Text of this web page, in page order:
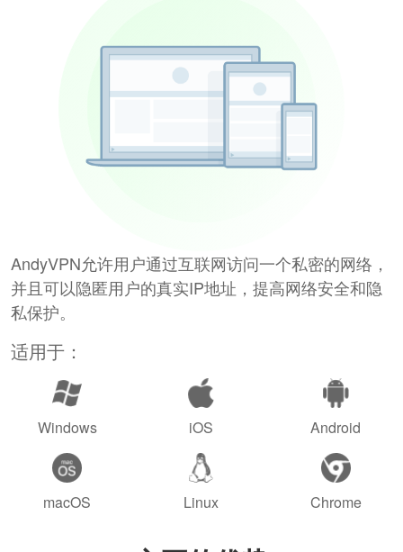
AndyVPN允许用户通过互联网访问一个私密的网络，
并且可以隐匿用户的真实IP地址，提高网络安全和隐
私保护。
适用于：
Windows iOS Android
macOS Linux Chrome